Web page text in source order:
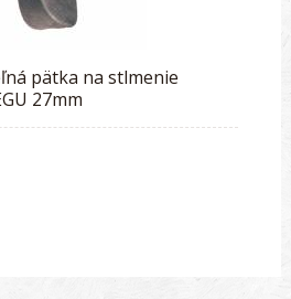
pätka na stlmenie
27mm